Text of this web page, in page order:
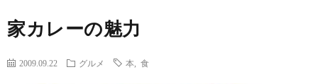
家カレーの魅力
2009.09.22 グルメ 本 食